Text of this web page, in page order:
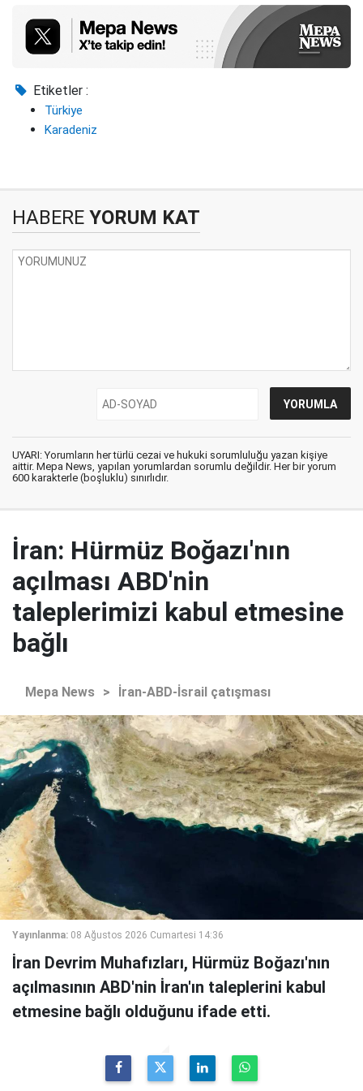
Etiketler :
Türkiye
Karadeniz
HABERE YORUM KAT
UYARI: Yorumların her türlü cezai ve hukuki sorumluluğu yazan kişiye
aittir. Mepa News, yapılan yorumlardan sorumlu değildir. Her bir yorum
600 karakterle (boşluklu) sınırlıdır.
İran: Hürmüz Boğazı'nın
açılması ABD'nin
taleplerimizi kabul etmesine
bağlı
Mepa News > İran-ABD-İsrail çatışması
Yayınlanma: 08 Ağustos 2026 Cumartesi 14:36
İran Devrim Muhafızları, Hürmüz Boğazı'nın
açılmasının ABD'nin İran'ın taleplerini kabul
etmesine bağlı olduğunu ifade etti.